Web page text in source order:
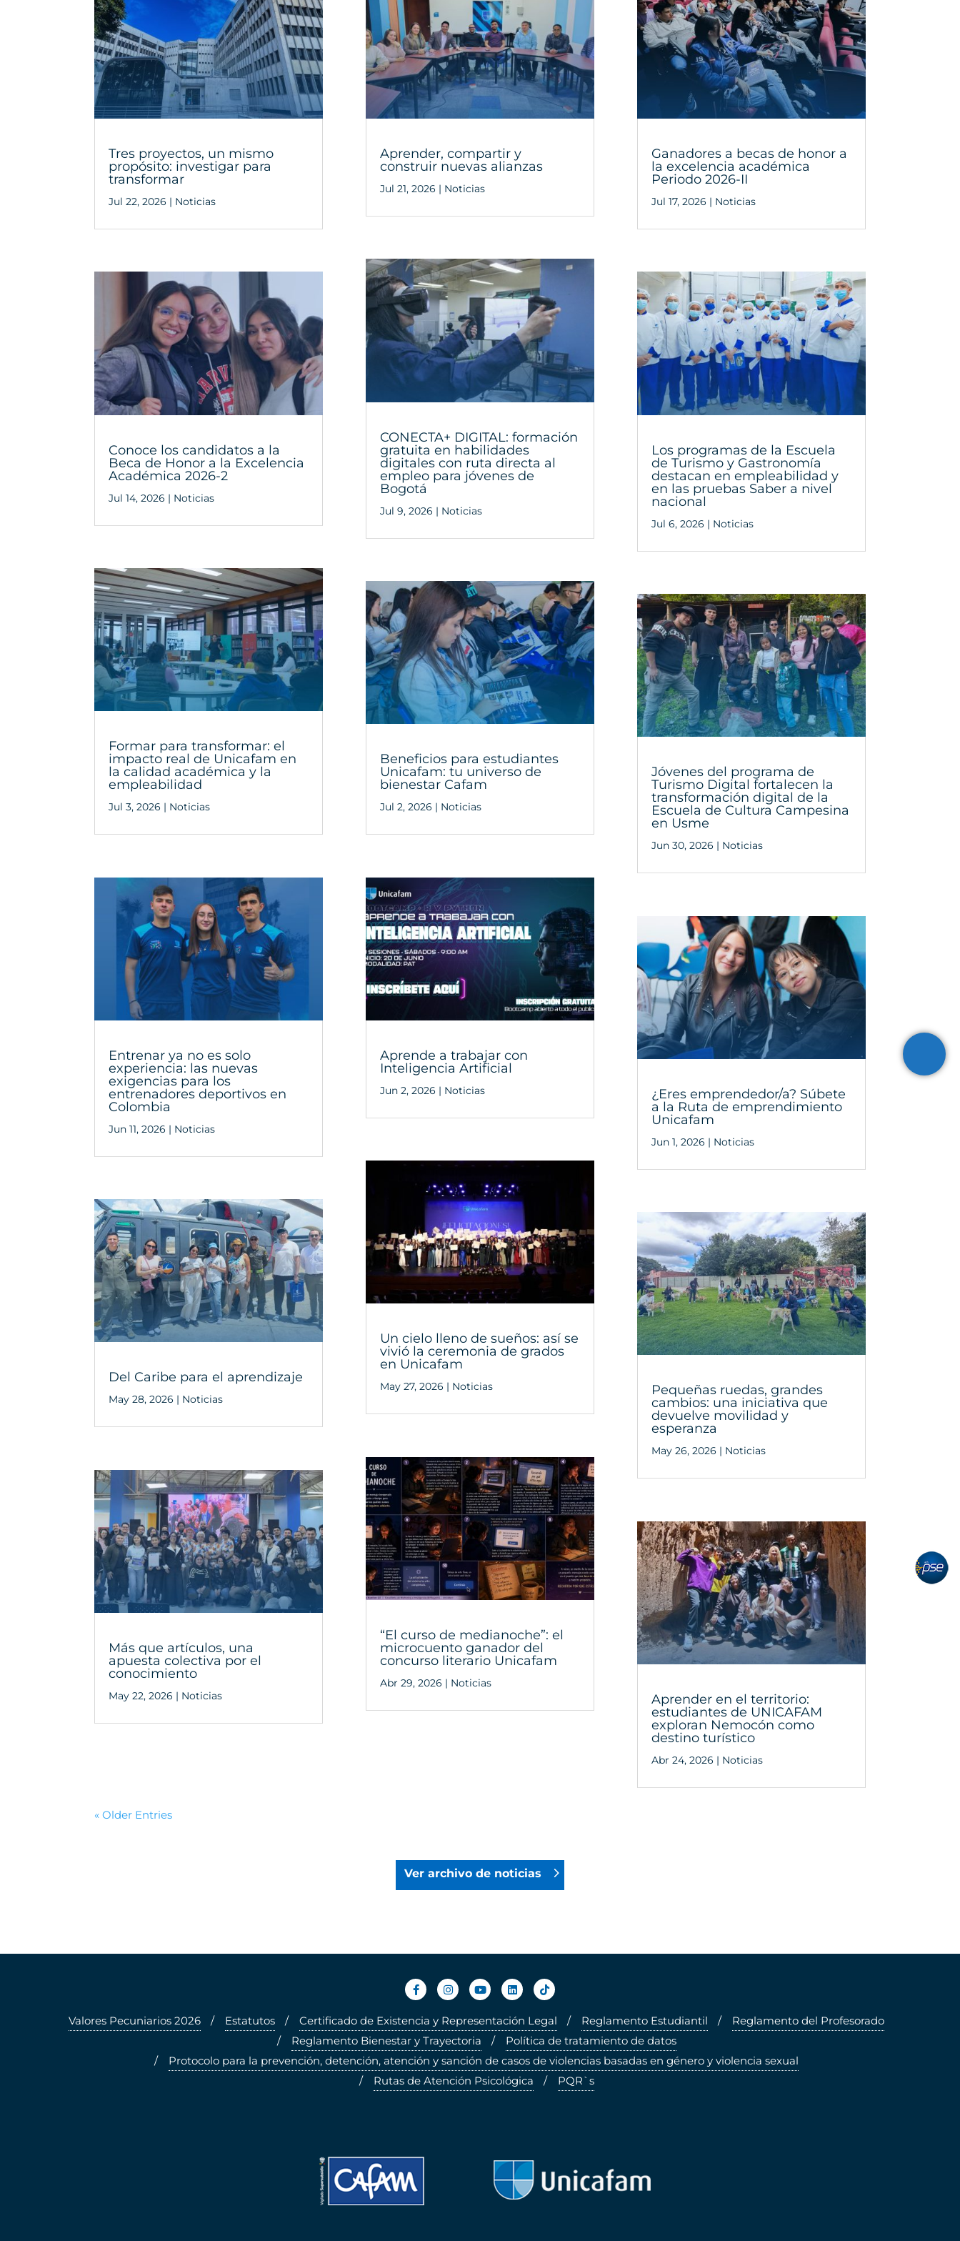
Tres proyectos, un mismo
propósito: investigar para
transformar
Jul 22, 2026 | Noticias
Conoce los candidatos a la
Beca de Honor a la Excelencia
Académica 2026-2
Jul 14, 2026 | Noticias
Formar para transformar: el
impacto real de Unicafam en
la calidad académica y la
empleabilidad
Jul 3, 2026 | Noticias
Entrenar ya no es solo
experiencia: las nuevas
exigencias para los
entrenadores deportivos en
Colombia
Jun 11, 2026 | Noticias
Del Caribe para el aprendizaje
May 28, 2026 | Noticias
Más que artículos, una
apuesta colectiva por el
conocimiento
May 22, 2026 | Noticias
Aprender, compartir y
construir nuevas alianzas
Jul 21, 2026 | Noticias
CONECTA+ DIGITAL: formación
gratuita en habilidades
digitales con ruta directa al
empleo para jóvenes de
Bogotá
Jul 9, 2026 | Noticias
Beneficios para estudiantes
Unicafam: tu universo de
bienestar Cafam
Jul 2, 2026 | Noticias
Aprende a trabajar con
Inteligencia Artificial
Jun 2, 2026 | Noticias
Un cielo lleno de sueños: así se
vivió la ceremonia de grados
en Unicafam
May 27, 2026 | Noticias
“El curso de medianoche”: el
microcuento ganador del
concurso literario Unicafam
Abr 29, 2026 | Noticias
Ganadores a becas de honor a
la excelencia académica
Periodo 2026-II
Jul 17, 2026 | Noticias
Los programas de la Escuela
de Turismo y Gastronomía
destacan en empleabilidad y
en las pruebas Saber a nivel
nacional
Jul 6, 2026 | Noticias
Jóvenes del programa de
Turismo Digital fortalecen la
transformación digital de la
Escuela de Cultura Campesina
en Usme
Jun 30, 2026 | Noticias
¿Eres emprendedor/a? Súbete
a la Ruta de emprendimiento
Unicafam
Jun 1, 2026 | Noticias
Pequeñas ruedas, grandes
cambios: una iniciativa que
devuelve movilidad y
esperanza
May 26, 2026 | Noticias
Aprender en el territorio:
estudiantes de UNICAFAM
exploran Nemocón como
destino turístico
Abr 24, 2026 | Noticias
« Older Entries
Ver archivo de noticias
Valores Pecuniarios 2026 Estatutos Certificado de Existencia y Representación Legal Reglamento Estudiantil
Reglamento del Profesorado
Reglamento Bienestar y Trayectoria
Política de tratamiento de datos
Protocolo para la prevención, detención, atención y sanción de casos de violencias basadas en género y violencia sexual
Rutas de Atención Psicológica
PQR`s